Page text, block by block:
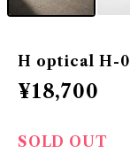
H optical H-
¥18,700
SOLD OUT